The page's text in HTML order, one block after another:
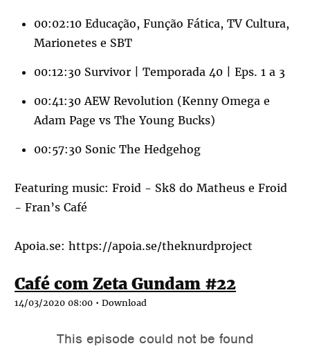
00:02:10 Educação, Função Fática, TV Cultura,
Marionetes e SBT
00:12:30 Survivor | Temporada 40 | Eps. 1 a 3
00:41:30 AEW Revolution (Kenny Omega e
Adam Page vs The Young Bucks)
00:57:30 Sonic The Hedgehog
Featuring music: Froid - Sk8 do Matheus e Froid
- Fran’s Café
Apoia.se: https://apoia.se/theknurdproject
Café com Zeta Gundam #22
14/03/2020 08:00 • Download